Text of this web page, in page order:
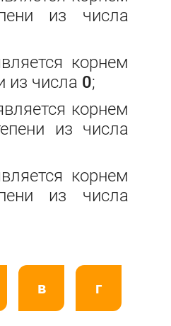
из числа
корнем
из числа 0;
корнем
из числа
корнем
из числа
в г